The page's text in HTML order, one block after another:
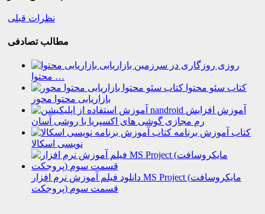
نظرات قبلی
مطالب تصادفی
روزی روزگاری در سرزمین بازاریابی
محتوا …
کتاب سئو محتوا
بازاریابی محتوا محور
ﺁﻣﻮﺯﺵ ﺍﻓﺰﺍﯾﺶ
ﺭﻡ ﻣﺠﺎﺯﯼ ﮔﻮﺷﯽ ﻫﺎﯼ اکسپریا ﺑﺎ ﺭﻭﺷﯽ ﺁﺳﺎﻥ
کتاب آموزش برنامه
نویسی اسکالا
دانلود فیلم آموزش نرم افزار MS Project (مایکروسافت
پروجکت) قسمت سوم